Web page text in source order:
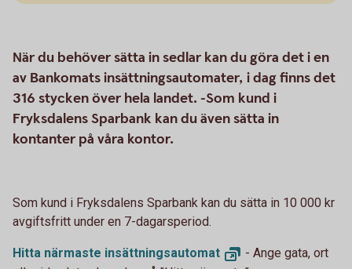
När du behöver sätta in sedlar kan du göra det i en
av Bankomats insättningsautomater, i dag finns det
316 stycken över hela landet. -Som kund i
Fryksdalens Sparbank kan du även sätta in
kontanter på våra kontor.
Som kund i Fryksdalens Sparbank kan du sätta in 10 000 kr
avgiftsfritt under en 7-dagarsperiod.
Hitta närmaste insättningsautomat
- Ange gata, ort